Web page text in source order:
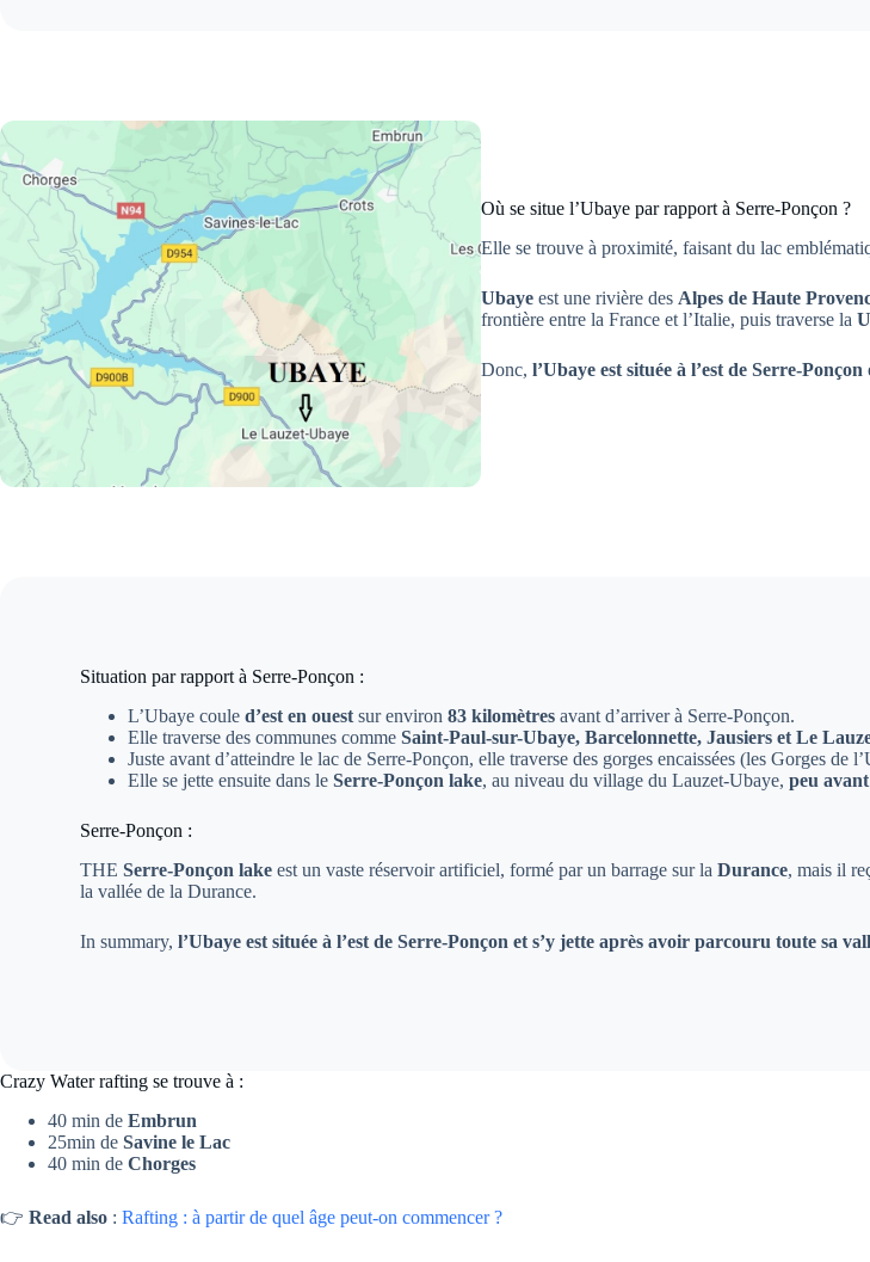
Où se situe l’Ubaye par rapport à Serre-Ponçon ?
Elle se trouve à proximité, faisant du lac
Ubaye est une rivière des Alpes de Haute
frontière entre la France et l’Italie, puis traverse la
Donc,l’Ubaye est située à l’est de Serre-Ponçon
Situation par rapport à Serre-Ponçon :
L’Ubaye couled’est en ouest sur environ83 kilomètres avant d’arriver à Serre-Ponçon.
Elle traverse des communes commeSaint-Paul-sur-Ubaye, Barcelonnette, Jausiers et Le
Juste avant d’atteindre le lac de Serre-Ponçon, elle traverse des gorges encaissées (les Gorges de
Elle se jette ensuite dans leSerre-Ponçon lake, au niveau du village du Lauzet-Ubaye,peu
Serre-Ponçon :
THESerre-Ponçon lake est un vaste réservoir artificiel, formé par un barrage sur laDurance, mais il
la vallée de la Durance.
In summary,l’Ubaye est située à l’est de Serre-Ponçon et s’y jette après avoir parcouru toute sa
Crazy Water rafting se trouve à :
40 min de Embrun
25min de Savine le Lac
40 min de Chorges
👉 Read also : Rafting : à partir de quel âge peut-on commencer ?